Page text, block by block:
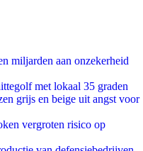
miljarden aan onzekerheid
met lokaal 35 graden
grijs en beige uit angst voor
vergroten risico op